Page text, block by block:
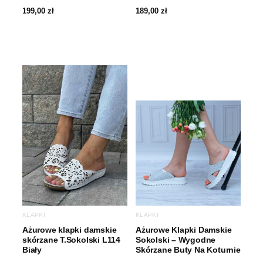
199,00 zł 189,00 zł
KLAPKI
Ażurowe klapki damskie
skórzane T.Sokolski L114
Biały
KLAPKI
Ażurowe Klapki Damskie
Sokolski – Wygodne
Skórzane Buty Na Koturnie